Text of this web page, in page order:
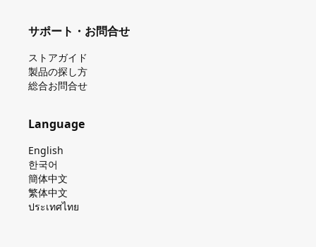
サポート・お問合せ
ストアガイド
製品の探し⽅
総合お問合せ
Language
English
한국어
簡体中文
繁体中文
ประเทศไทย